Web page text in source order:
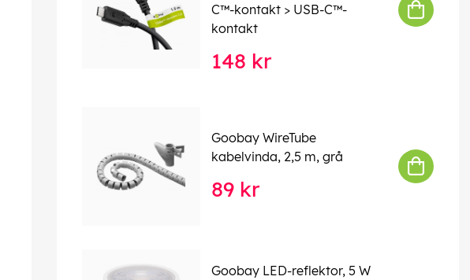
C™-kontakt > USB-C™-
kontakt
148 kr
Goobay WireTube
kabelvinda, 2,5 m, grå
89 kr
Goobay LED-reflektor, 5 W